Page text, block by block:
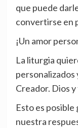
que puede
convertirse en
¡Un amor
La liturgia
personalizados
Creador. Dios
Esto es posible
nuestra